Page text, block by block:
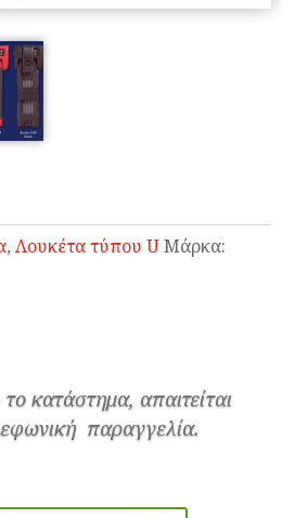
,Λουκέτα τύπου U Μάρκα:
κατάστημα, απαιτείται
παραγγελία.